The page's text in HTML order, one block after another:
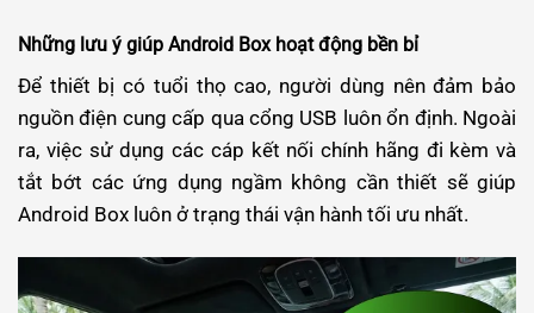
Những lưu ý giúp Android Box hoạt động bền bỉ
Để thiết bị có tuổi thọ cao, người dùng nên đảm bảo
nguồn điện cung cấp qua cổng USB luôn ổn định. Ngoài
ra, việc sử dụng các cáp kết nối chính hãng đi kèm và
tắt bớt các ứng dụng ngầm không cần thiết sẽ giúp
Android Box luôn ở trạng thái vận hành tối ưu nhất.